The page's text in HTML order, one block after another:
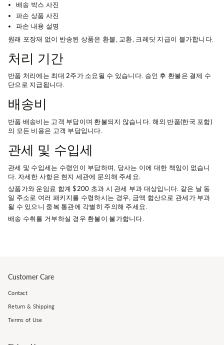
배송 박스 사진
파손 상품 사진
파손 내용 설명
원래 포장재 없이 반송된 상품은 환불, 교환, 크레딧 지급이 불가합니다.
처리 기간
반품 처리에는 최대 2주가 소요될 수 있습니다. 승인 후 환불은 결제 수
단으로 지급됩니다.
배송비
반품 배송비는 고객 부담이며 환불되지 않습니다. 해외 반품(한국 포함)
의 모든 비용은 고객 부담입니다.
관세 및 수입세
관세 및 수입세는 수령인이 부담하며, 당사는 이에 대한 책임이 없습니
다. 자세한 사항은 현지 세관에 문의해 주세요.
상품가와 운임료 합계 $200 초과 시 관세 부과 대상입니다. 같은 날 동
일 주소로 여러 패키지를 수령하시는 경우, 금액 합산으로 관세가 부과
될 수 있으니 중복 통관에 각별히 주의해 주세요.
배송 수취를 거부하실 경우 환불이 불가합니다.
Customer Care
Contact
Return & Shipping
Terms of Use